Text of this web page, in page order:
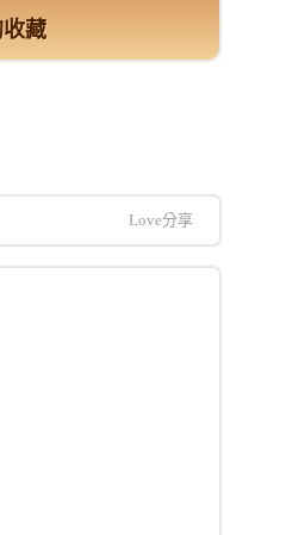
藏
Love分享